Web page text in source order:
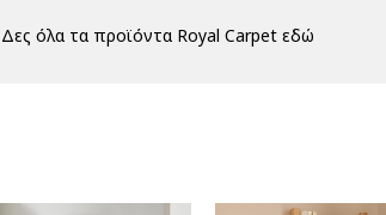
Δες όλα τα προϊόντα Royal Carpet εδώ